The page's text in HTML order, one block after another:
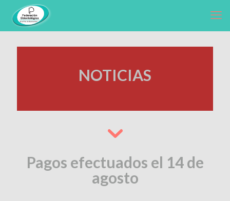
NOTICIAS
Pagos efectuados el 14 de
agosto